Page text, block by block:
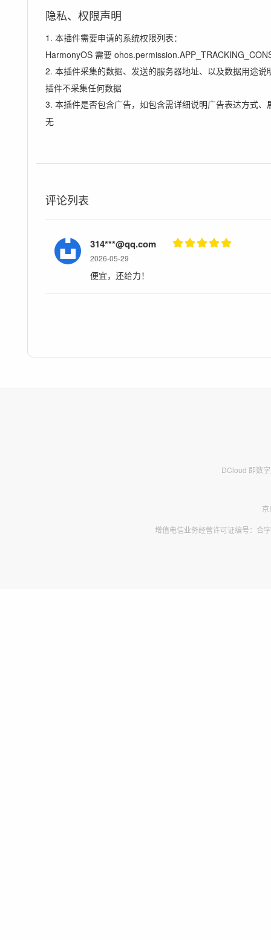
隐私、权限声明
1. 本插件需要申请的系统权限列表：
HarmonyOS 需要
2. 本插件采集的数据、发送的服务器地址、以及数据用途说
插件不采集任何数据
3. 本插件是否包含广告，如包含需详细说明广告表达方式、
无
评论列表
314***@qq.com
2026-05-29
便宜，还给力！
DCloud 即数
增值电信业务经营许可证编号：合